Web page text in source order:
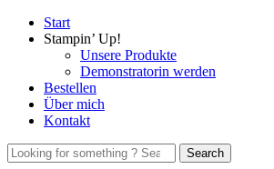
Start
Stampin’ Up!
Unsere Produkte
Demonstratorin werden
Bestellen
Über mich
Kontakt